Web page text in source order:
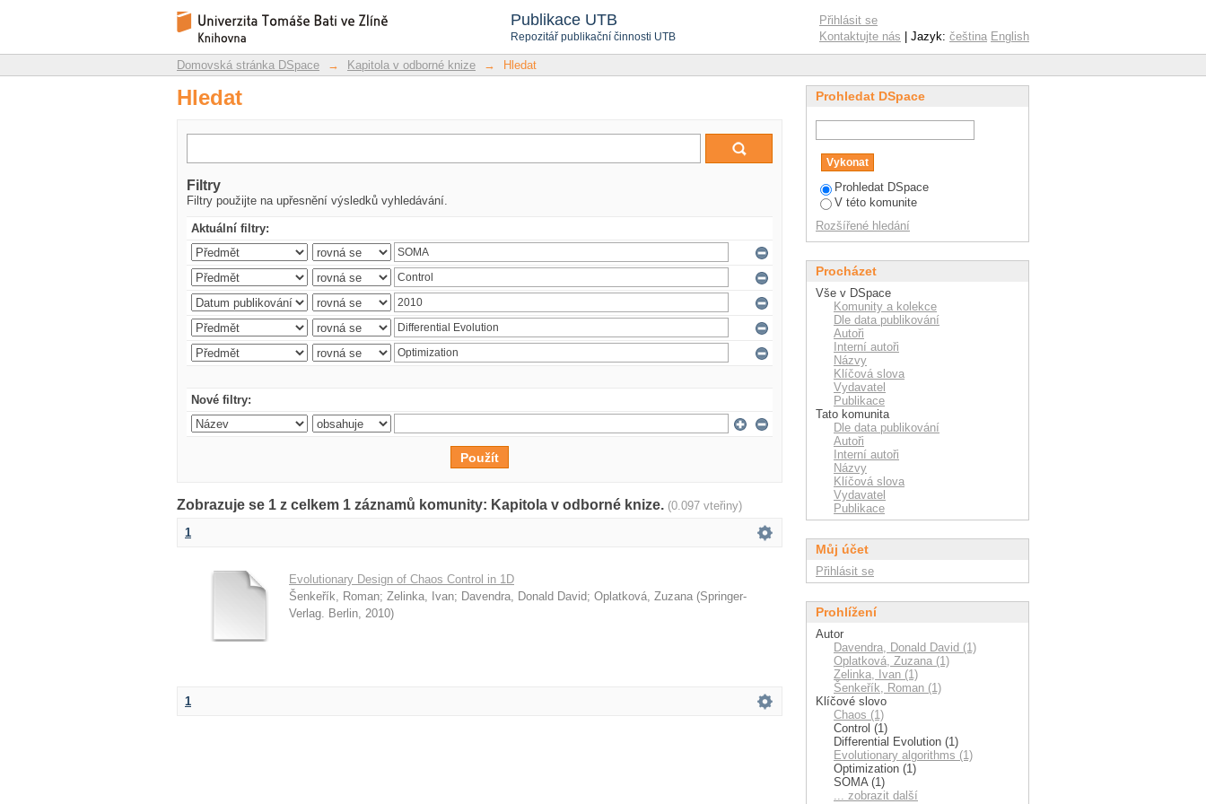
Publikace UTB
Repozitář publikační činnosti UTB
Hledat
Repozitář DSpace/Manakin
Přihlásit se
Kontaktujte nás | Jazyk: čeština English
Domovská stránka DSpace → Kapitola v odborné knize → Hledat
Hledat
Filtry
Filtry použijte na upřesnění výsledků vyhledávání.
Aktuální filtry:
Nové filtry:
Zobrazuje se 1 z celkem 1 záznamů komunity: Kapitola v odborné knize. (0.097 vteřiny)
1
Evolutionary Design of Chaos Control in 1D
Šenkeřík, Roman; Zelinka, Ivan; Davendra, Donald David; Oplatková, Zuzana (Springer-
Verlag. Berlin, 2010)
1
Prohledat DSpace
Prohledat DSpace
V této komunite
Rozšířené hledání
Procházet
Vše v DSpace
Komunity a kolekce
Dle data publikování
Autoři
Interní autoři
Názvy
Klíčová slova
Vydavatel
Publikace
Tato komunita
Dle data publikování
Autoři
Interní autoři
Názvy
Klíčová slova
Vydavatel
Publikace
Můj účet
Přihlásit se
Prohlížení
Autor
Davendra, Donald David (1)
Oplatková, Zuzana (1)
Zelinka, Ivan (1)
Šenkeřík, Roman (1)
Klíčové slovo
Chaos (1)
Control (1)
Differential Evolution (1)
Evolutionary algorithms (1)
Optimization (1)
SOMA (1)
... zobrazit další